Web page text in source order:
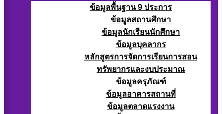
ข้อมูลพื้นฐาน 9 ประการ
ข้อมูลสถานศึกษา
ข้อมูลนักเรียนนักศึกษา
ข้อมูลบุคลากร
หลักสูตรการจัดการเรียนการสอน
ทรัพยากรและงบประมาณ
ข้อมูลครุภัณฑ์
ข้อมูลอาคารสถานที่
ข้อมูลตลาดแรงงาน